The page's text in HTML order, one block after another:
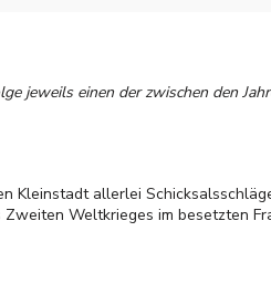
jeweils einen der zwischen den
Kleinstadt allerlei
Weltkrieges im besetzten